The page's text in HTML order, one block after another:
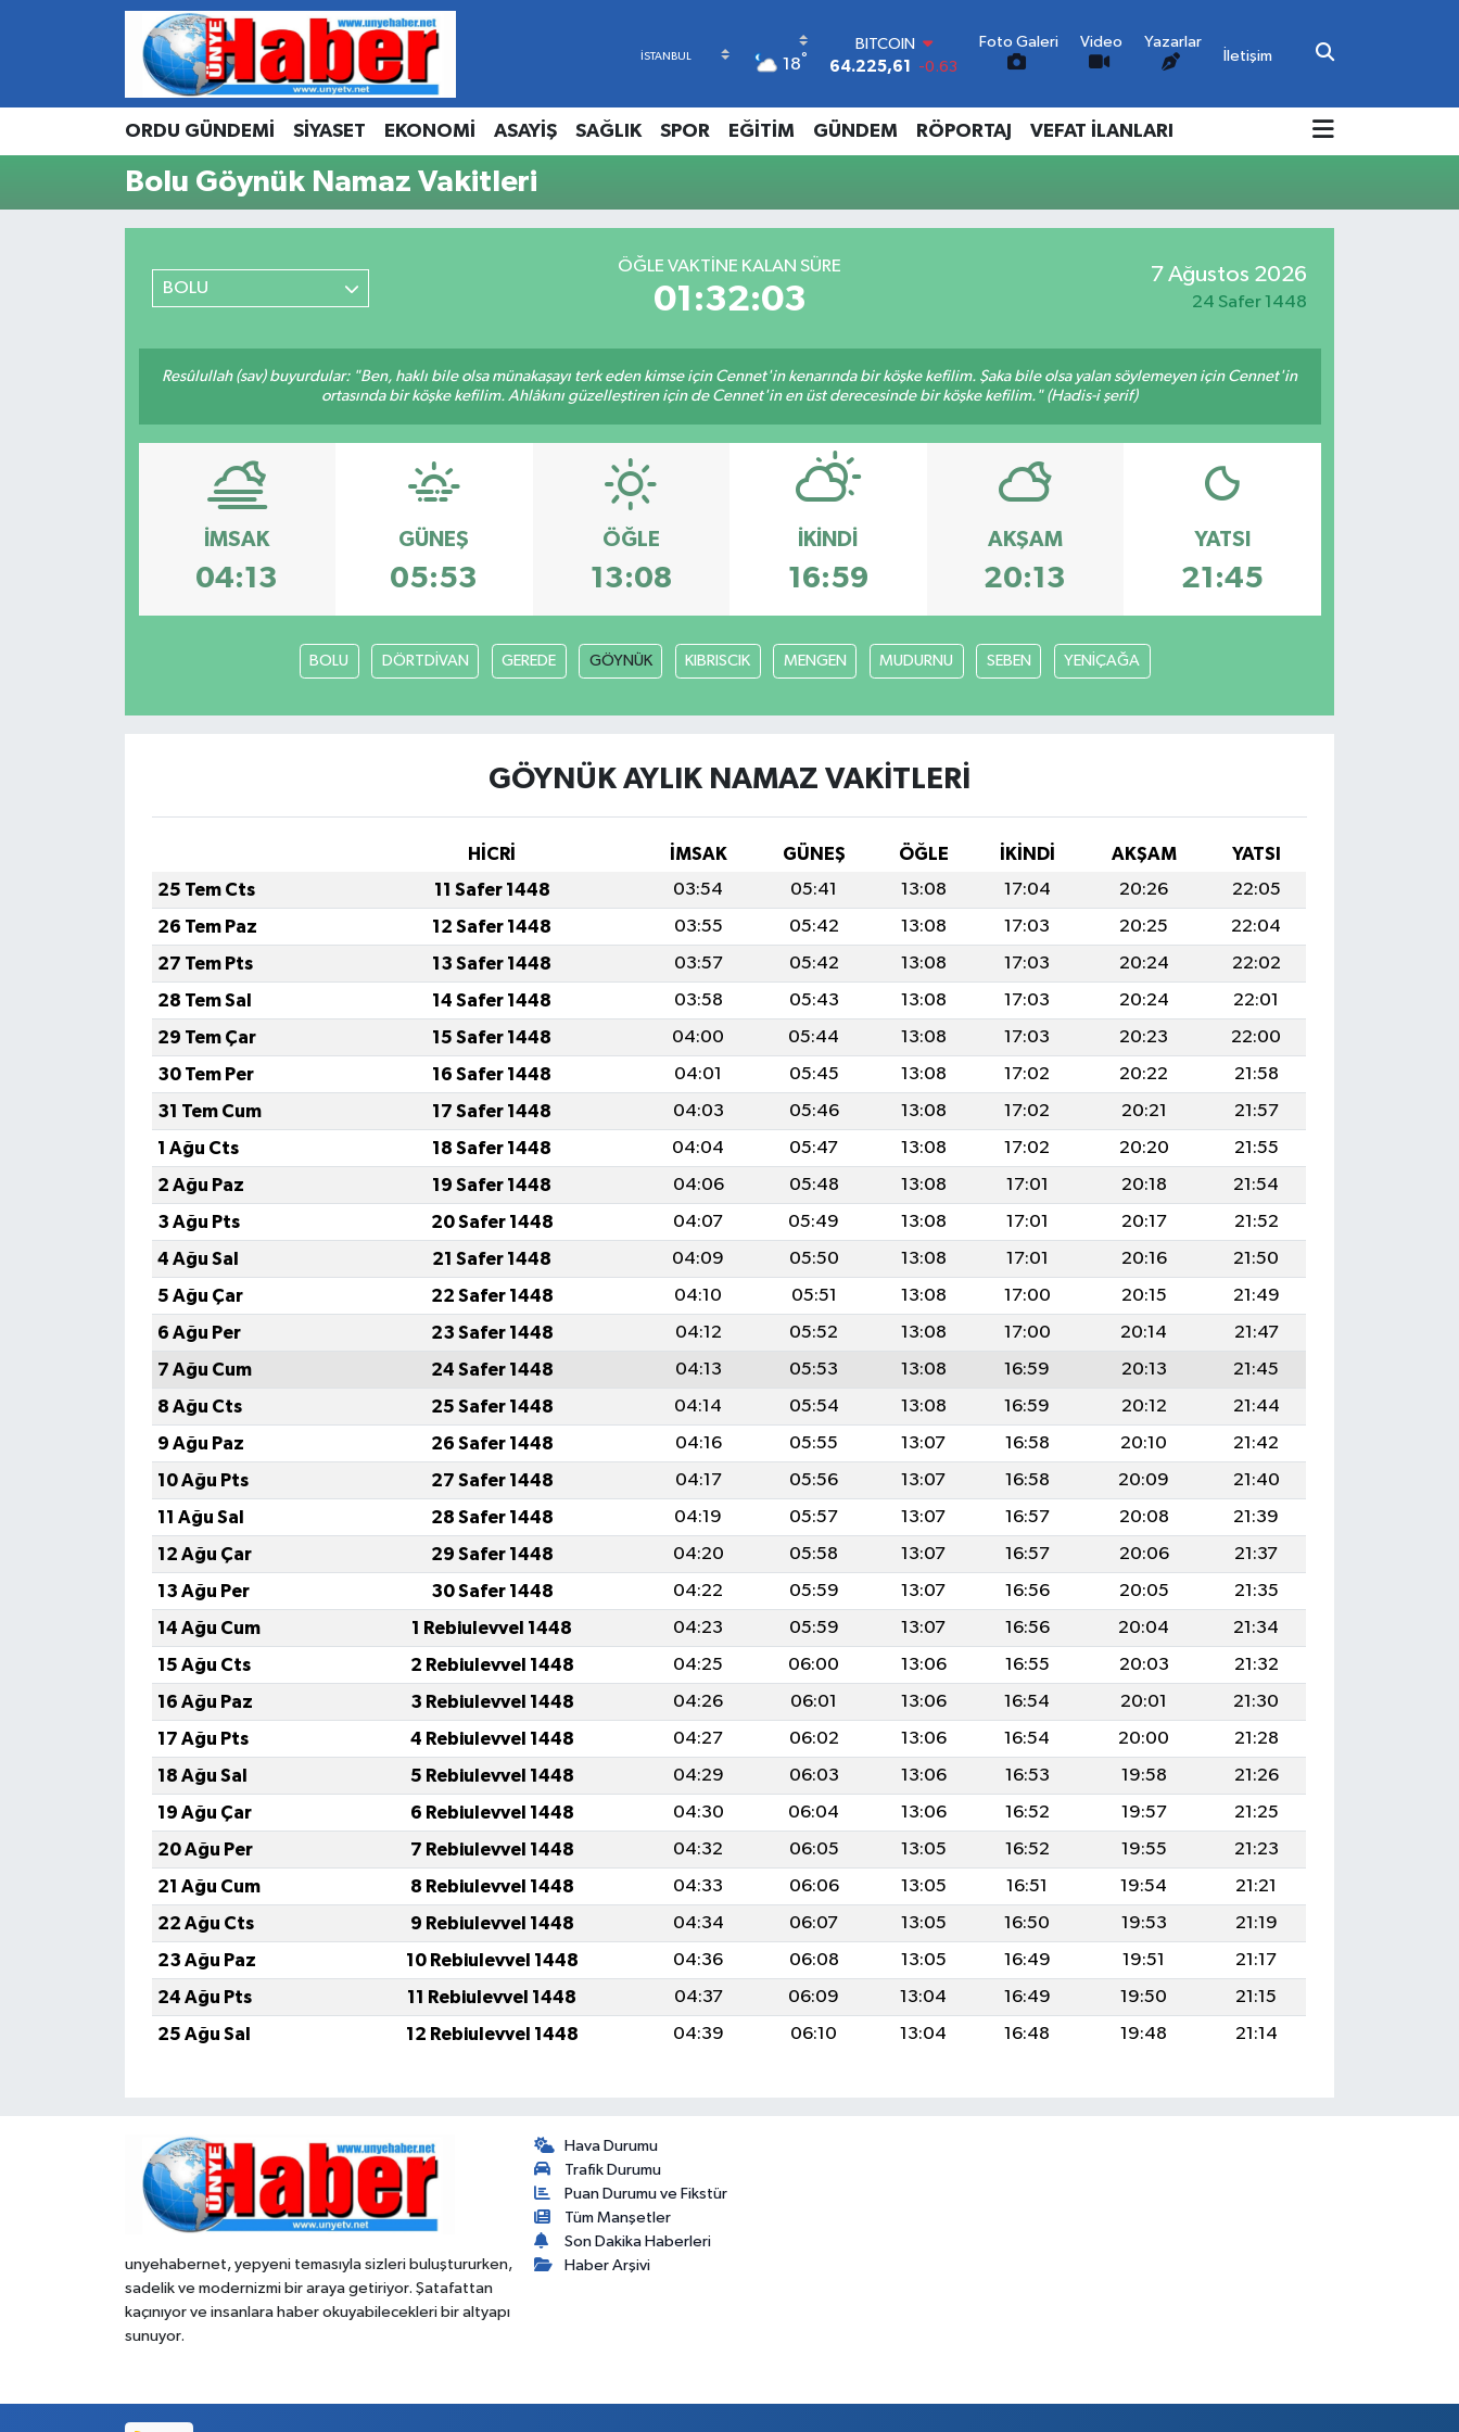
18°
BITCOIN
64.225,61
-0.63
47,7143 0.16
EURO
55,0317 -0.02
GRAM ALTIN
Foto Galeri Video
Yazarlar
İletişim
ORDU GÜNDEMİ SİYASET EKONOMİ ASAYİŞ SAĞLIK SPOR EĞİTİM GÜNDEM RÖPORTAJ VEFAT İLANLARI
Bolu Göynük Namaz Vakitleri
BOLU
ÖĞLE VAKTINE KALAN SÜRE
01:32:03
7 Ağustos 2026
24 Safer 1448
Resûlullah (sav) buyurdular: "Ben, haklı bile olsa münakaşayı terk eden kimse için Cennet'in kenarında bir köşke kefilim. Şaka bile olsa yalan söylemeyen için Cennet'in
ortasında bir köşke kefilim. Ahlâkını güzelleştiren için de Cennet'in en üst derecesinde bir köşke kefilim." (Hadis-i şerif)
İMSAK
04:13
GÜNEŞ
05:53
ÖĞLE
13:08
İKINDI
16:59
AKŞAM
20:13
YATSI
21:45
BOLU DÖRTDİVAN GEREDE GÖYNÜK KIBRISCIK MENGEN MUDURNU SEBEN YENİÇAĞA
GÖYNÜK AYLIK NAMAZ VAKITLERI
HİCRİ İMSAK GÜNEŞ ÖĞLE İKINDI AKŞAM
YATSI
25 Tem Cts
11 Safer 1448 03:54 05:41 13:08 17:04 20:26
22:05
26 Tem Paz
12 Safer 1448 03:55 05:42 13:08 17:03 20:25
22:04
27 Tem Pts
13 Safer 1448 03:57 05:42 13:08 17:03 20:24
22:02
28 Tem Sal
14 Safer 1448 03:58 05:43 13:08 17:03 20:24
22:01
29 Tem Çar
15 Safer 1448 04:00 05:44 13:08 17:03 20:23
22:00
30 Tem Per
16 Safer 1448 04:01 05:45 13:08 17:02 20:22
21:58
31 Tem Cum
17 Safer 1448 04:03 05:46 13:08 17:02 20:21
21:57
1 Ağu Cts
18 Safer 1448 04:04 05:47 13:08 17:02 20:20
21:55
2 Ağu Paz
19 Safer 1448 04:06 05:48 13:08 17:01 20:18
21:54
3 Ağu Pts
20 Safer 1448 04:07 05:49 13:08 17:01 20:17
21:52
4 Ağu Sal
21 Safer 1448 04:09 05:50 13:08 17:01 20:16
21:50
5 Ağu Çar
22 Safer 1448 04:10 05:51 13:08 17:00 20:15
21:49
6 Ağu Per
23 Safer 1448 04:12 05:52 13:08 17:00 20:14
21:47
7 Ağu Cum
24 Safer 1448 04:13 05:53 13:08 16:59 20:13
21:45
8 Ağu Cts
25 Safer 1448 04:14 05:54 13:08 16:59 20:12
21:44
9 Ağu Paz
26 Safer 1448 04:16 05:55 13:07 16:58 20:10
21:42
10 Ağu Pts
27 Safer 1448 04:17 05:56 13:07 16:58 20:09
21:40
11 Ağu Sal
28 Safer 1448 04:19 05:57 13:07 16:57 20:08
21:39
12 Ağu Çar
29 Safer 1448 04:20 05:58 13:07 16:57 20:06
21:37
13 Ağu Per
30 Safer 1448 04:22 05:59 13:07 16:56 20:05
21:35
14 Ağu Cum
1 Rebiulevvel 1448 04:23 05:59 13:07 16:56 20:04
21:34
15 Ağu Cts
2 Rebiulevvel 1448 04:25 06:00 13:06 16:55 20:03
21:32
16 Ağu Paz
3 Rebiulevvel 1448 04:26 06:01 13:06 16:54 20:01
21:30
17 Ağu Pts
4 Rebiulevvel 1448 04:27 06:02 13:06 16:54 20:00
21:28
18 Ağu Sal
5 Rebiulevvel 1448 04:29 06:03 13:06 16:53 19:58
21:26
19 Ağu Çar
6 Rebiulevvel 1448 04:30 06:04 13:06 16:52 19:57
21:25
20 Ağu Per
7 Rebiulevvel 1448 04:32 06:05 13:05 16:52 19:55
21:23
21 Ağu Cum
8 Rebiulevvel 1448 04:33 06:06 13:05 16:51 19:54
21:21
22 Ağu Cts
9 Rebiulevvel 1448 04:34 06:07 13:05 16:50 19:53
21:19
23 Ağu Paz
10 Rebiulevvel 1448 04:36 06:08 13:05 16:49 19:51
21:17
24 Ağu Pts
11 Rebiulevvel 1448 04:37 06:09 13:04 16:49 19:50
21:15
25 Ağu Sal
12 Rebiulevvel 1448 04:39 06:10 13:04 16:48 19:48 21:14
unyehabernet, yepyeni temasıyla sizleri buluştururken,
sadelik ve modernizmi bir araya getiriyor. Şatafattan
kaçınıyor ve insanlara haber okuyabilecekleri bir altyapı
sunuyor.
Hava Durumu
Trafik Durumu
Puan Durumu ve Fikstür
Tüm Manşetler
Son Dakika Haberleri
Haber Arşivi
Hava Durumu
Trafik Durumu
Süper Lig Puan Durumu ve Fikstür
Son Dakika Haberleri